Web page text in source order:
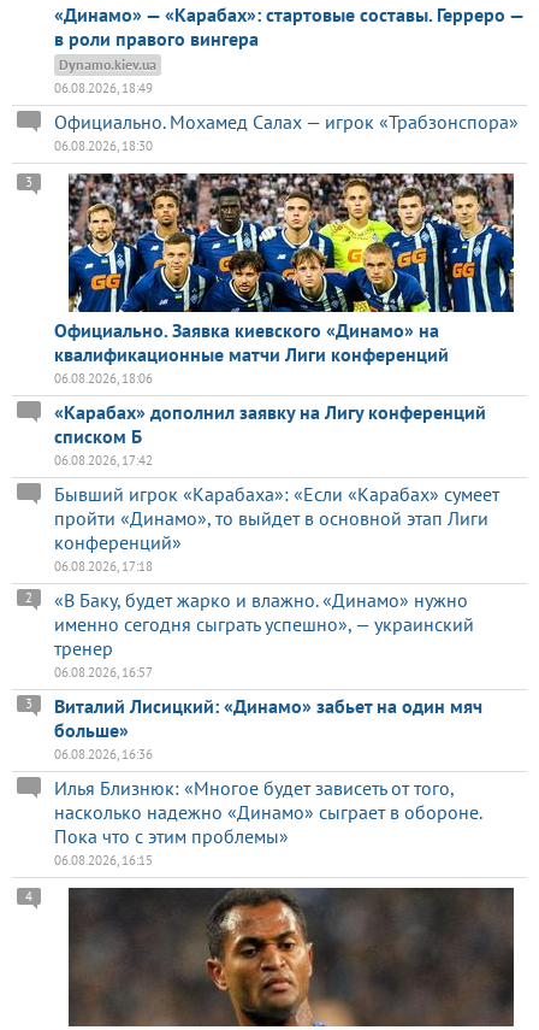
«Динамо» — «Карабах»: стартовые составы. Герреро —
в роли правого вингера
Dynamo.kiev.ua
06.08.2026, 18:49
Официально. Мохамед Салах — игрок «Трабзонспора»
06.08.2026, 18:30
Официально. Заявка киевского «Динамо» на
квалификационные матчи Лиги конференций
3
06.08.2026, 18:06
«Карабах» дополнил заявку на Лигу конференций
списком Б
06.08.2026, 17:42
Бывший игрок «Карабаха»: «Если «Карабах» сумеет
пройти «Динамо», то выйдет в основной этап Лиги
конференций»
06.08.2026, 17:18
«В Баку, будет жарко и влажно. «Динамо» нужно
именно сегодня сыграть успешно», — украинский
тренер
2
06.08.2026, 16:57
Виталий Лисицкий: «Динамо» забьет на один мяч
больше»
3
06.08.2026, 16:36
Илья Близнюк: «Многое будет зависеть от того,
насколько надежно «Динамо» сыграет в обороне.
Пока что с этим проблемы»
06.08.2026, 16:15
4